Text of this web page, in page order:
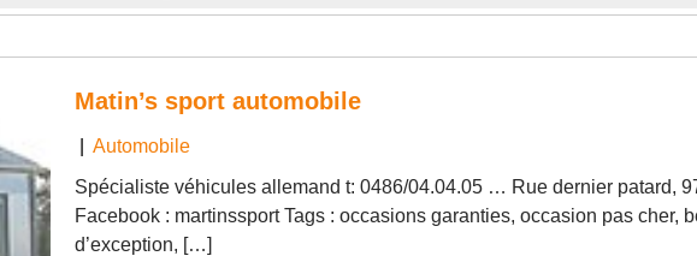
Matin’s sport automobile
Automobile
Spécialiste véhicules allemand t: 0486/04.04.05 … Rue dernier patard,
Facebook : martinssport Tags : occasions garanties, occasion pas cher,
d’exception, […]